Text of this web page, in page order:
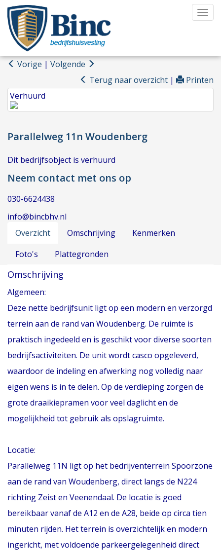
Vorige | Volgende
Terug naar overzicht |
Printen
Verhuurd
Parallelweg 11n Woudenberg
Dit bedrijfsobject is verhuurd
Neem contact met ons op
030-6624438
info@bincbhv.nl
Overzicht
Omschrijving
Kenmerken
Foto's
Plattegronden
Omschrijving
Algemeen:
Deze nette bedrijfsunit ligt op een modern en verzorgd
terrein aan de rand van Woudenberg. De ruimte is
praktisch ingedeeld en is geschikt voor diverse soorten
bedrijfsactiviteiten. De unit wordt casco opgeleverd,
waardoor de indeling en afwerking nog volledig naar
eigen wens is in te delen. Op de verdieping zorgen de
grote draaikiepramen voor veel daglicht en de
mogelijkheid tot gebruik als opslagruimte.
Locatie:
Parallelweg 11N ligt op het bedrijventerrein Spoorzone
aan de rand van Woudenberg, direct langs de N224
richting Zeist en Veenendaal. De locatie is goed
bereikbaar vanaf de A12 en de A28, beide op circa tien
minuten rijden. Het terrein is overzichtelijk en modern
ingericht, met voldoende parkeergelegenheid direct